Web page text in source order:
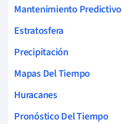
Mantenimiento Predictivo
Estratosfera
Precipitación
Mapas Del Tiempo
Huracanes
Pronóstico Del Tiempo